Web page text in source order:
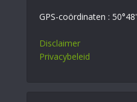
GPS-coördinaten :
Disclaimer
Privacybeleid